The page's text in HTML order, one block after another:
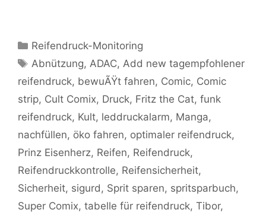
Kategorien
Reifendruck-Monitoring
Schlagwörter
Abnützung, ADAC, Add new tagempfohlener
reifendruck, bewuÃŸt fahren, Comic, Comic
strip, Cult Comix, Druck, Fritz the Cat, funk
reifendruck, Kult, leddruckalarm, Manga,
nachfüllen, öko fahren, optimaler reifendruck,
Prinz Eisenherz, Reifen, Reifendruck,
Reifendruckkontrolle, Reifensicherheit,
Sicherheit, sigurd , Sprit sparen, spritsparbuch,
Super Comix, tabelle für reifendruck, Tibor,